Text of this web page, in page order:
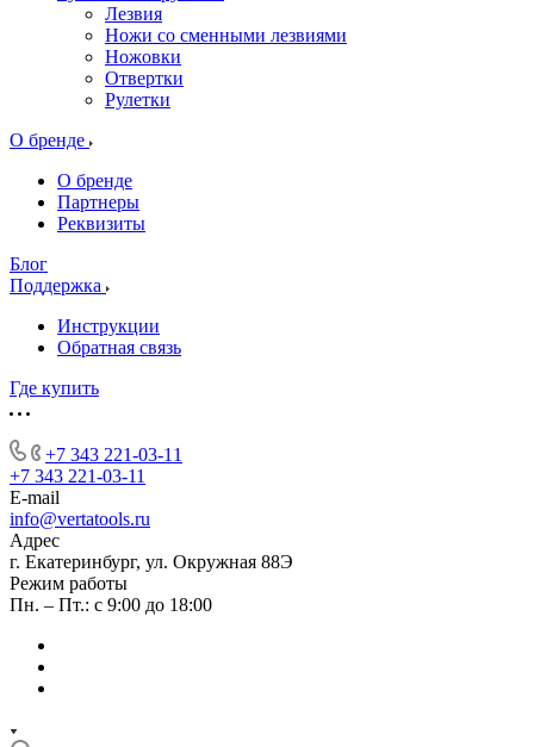
Лезвия
Ножи со сменными лезвиями
Ножовки
Отвертки
Рулетки
О бренде
О бренде
Партнеры
Реквизиты
Блог
Поддержка
Инструкции
Обратная связь
Где купить
+7 343 221-03-11
+7 343 221-03-11
E-mail
info@vertatools.ru
Адрес
г. Екатеринбург, ул. Окружная 88Э
Режим работы
Пн. – Пт.: с 9:00 до 18:00